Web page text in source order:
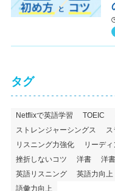
タグ
Netflixで英語学習 TOEIC
ストレンジャーシングス
ス
リスニング力強化
リーディ
挫折しないコツ
洋書 洋
英語リスニング
英語力向上
語彙力向上